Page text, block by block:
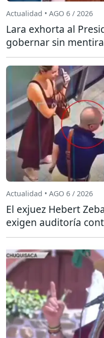
Actualidad • AGO 6 / 2026
Lara exhorta al
gobernar sin
Actualidad • AGO 6 / 2026
El exjuez Hebert
exigen auditoría